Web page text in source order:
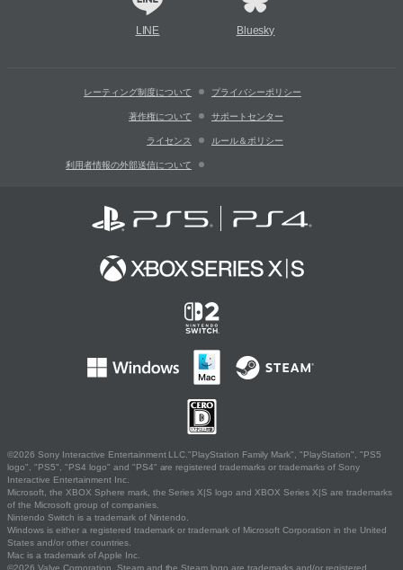
LINE Bluesky
レーティング制度について プライバシーポリシー
著作権について サポートセンター
ライセンス ルール＆ポリシー
利用者情報の外部送信について
©2026 Sony Interactive Entertainment LLC."PlayStation Family Mark", "PlayStation", "PS5
logo", "PS5", "PS4 logo" and "PS4" are registered trademarks or trademarks of Sony
Interactive Entertainment Inc.
Microsoft, the XBOX Sphere mark, the Series X|S logo and XBOX Series X|S are trademarks
of the Microsoft group of companies.
Nintendo Switch is a trademark of Nintendo.
Windows is either a registered trademark or trademark of Microsoft Corporation in the United
States and/or other countries.
Mac is a trademark of Apple Inc.
©2026 Valve Corporation. Steam and the Steam logo are trademarks and/or registered